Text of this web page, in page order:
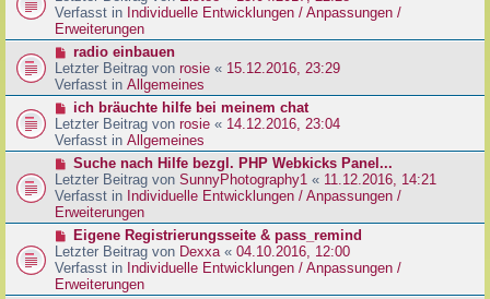
r
a
g
B
e
i
r
a
g
u
e
r
B
e
i
r
a
g
Verfasst in Individuelle Entwicklungen / Anpassungen /
Erweiterungen
N
e
u
e
r
B
e
t
r
a
g
radio einbauen
Letzter Beitrag von rosie « 15.12.2016, 23:29
Verfasst in Allgemeines
N
e
u
e
r
B
e
i
r
a
g
ich bräuchte hilfe bei meinem chat
Letzter Beitrag von rosie « 14.12.2016, 23:04
Verfasst in Allgemeines
N
e
u
e
r
B
e
i
t
Suche nach Hilfe bezgl. PHP Webkicks Panel...
Letzter Beitrag von SunnyPhotography1 « 11.12.2016, 14:21
Verfasst in Individuelle Entwicklungen / Anpassungen /
Erweiterungen
N
e
u
e
Eigene Registrierungsseite & pass_remind
Letzter Beitrag von Dexxa« 04.10.2016, 12:00
Verfasst in Individuelle Entwicklungen / Anpassungen /
Erweiterungen